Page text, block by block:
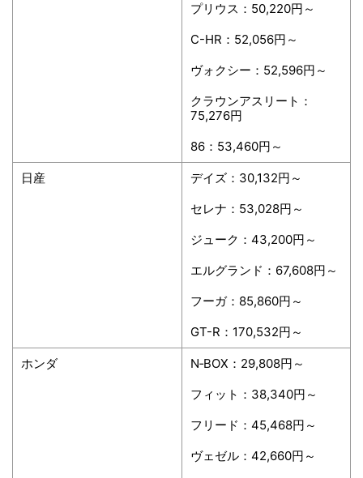
プリウス：50,220円～
C-HR：52,056円～
ヴォクシー：52,596円～
クラウンアスリート：
75,276円
86：53,460円～
日産
デイズ：30,132円～
セレナ：53,028円～
ジューク：43,200円～
エルグランド：67,608円～
フーガ：85,860円～
GT-R：170,532円～
ホンダ
N‐BOX：29,808円～
フィット：38,340円～
フリード：45,468円～
ヴェゼル：42,660円～